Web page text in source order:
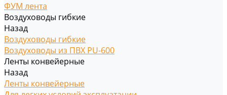
ФУМ лента
Воздуховоды гибкие
Назад
Воздуховоды гибкие
Воздуховоды из ПВХ PU-600
Ленты конвейерные
Назад
Ленты конвейерные